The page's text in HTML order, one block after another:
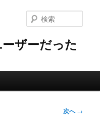
ザーだった
索
次へ→